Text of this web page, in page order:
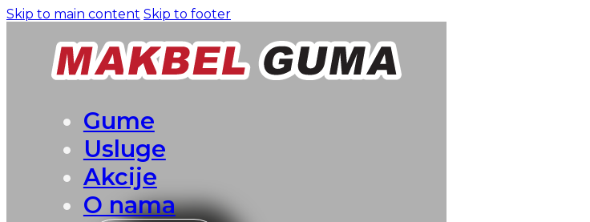
Skip to main content Skip to footer
Gume
Usluge
Akcije
O nama